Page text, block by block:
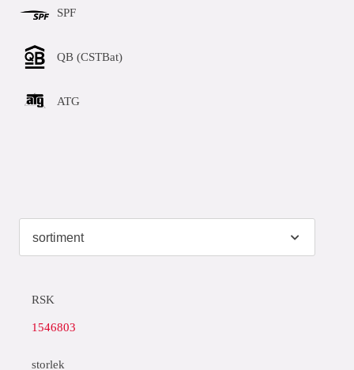
SPF
QB (CSTBat)
ATG
RSK
1546803
storlek